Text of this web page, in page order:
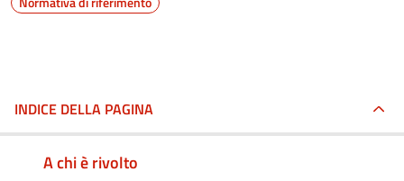
INDICE DELLA PAGINA
A chi è rivolto